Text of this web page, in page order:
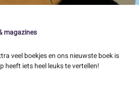
magazines
veel boekjes en ons nieuwste boek is
heeft iets heel leuks te vertellen!